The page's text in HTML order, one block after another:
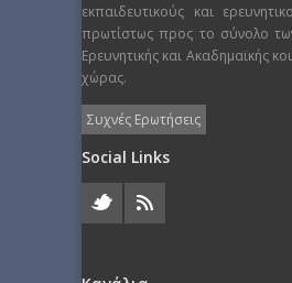
εκπαιδευτικούς και
πρωτίστως προς το σύνολο
Ερευνητικής και Ακαδημαϊκής
χώρας.
Συχνές Ερωτήσεις
Social Links